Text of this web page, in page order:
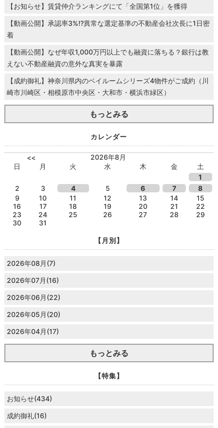
【お知らせ】賃貸仲介ランキングにて「全国第1位」を獲得
【動画公開】承認率3%!?異常な選定基準の不動産会社次長に1日密
着
【動画公開】なぜ年収1,000万円以上でも融資に落ちる？銀行は教
えない不動産融資の意外な真実を暴露
【成約御礼】神奈川県内のベイルームシリーズ4物件がご成約（川
崎市川崎区・相模原市中央区・大和市・横浜市緑区）
もっとみる
カレンダー
<<
2026年8月
日
月 火 水 木 金
土
1
2
3 4 5 6 7
8
9
10 11 12 13 14
15
16
17 18 19 20 21
22
23
24 25 26 27 28
29
30
31
【月別】
2026年08月(7)
2026年07月(16)
2026年06月(22)
2026年05月(20)
2026年04月(17)
もっとみる
【特集】
お知らせ(434)
成約御礼(16)